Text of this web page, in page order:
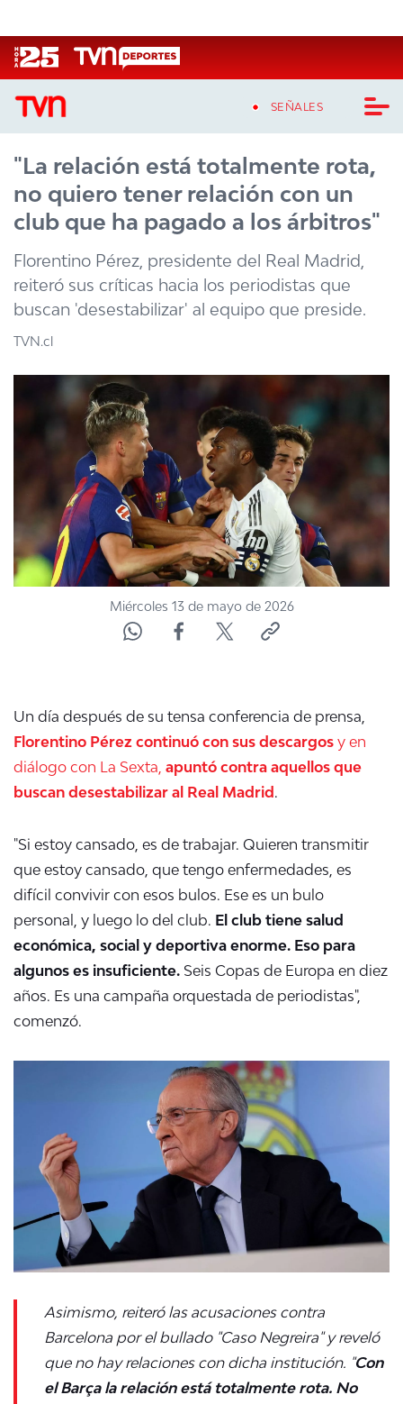
SEÑALES
CASTING MASTERCHEF CHILE
CASTING TVN VERTICAL
TVN VERTICAL
TVN PLAY
PROGRAMAS
TELESERIES
ACTUALIDAD Y TENDENCIAS
CORPORATIVO Y TRANSPARENCIA
CANAL DE DENUNCIAS
ÁREA DE PROYECTOS
"La relación está totalmente rota,
no quiero tener relación con un
club que ha pagado a los árbitros"
Florentino Pérez, presidente del Real Madrid,
reiteró sus críticas hacia los periodistas que
buscan 'desestabilizar' al equipo que preside.
TVN.cl
Miércoles 13 de mayo de 2026
Un día después de su tensa conferencia de prensa,
Florentino Pérez continuó con sus descargos y en
diálogo con La Sexta, apuntó contra aquellos que
buscan desestabilizar al Real Madrid .
"Si estoy cansado, es de trabajar. Quieren transmitir
que estoy cansado, que tengo enfermedades, es
difícil convivir con esos bulos. Ese es un bulo
personal, y luego lo del club. El club tiene salud
económica, social y deportiva enorme. Eso para
algunos es insuficiente. Seis Copas de Europa en diez
años. Es una campaña orquestada de periodistas",
comenzó.
Asimismo, reiteró las acusaciones contra
Barcelona por el bullado "Caso Negreira" y reveló
que no hay relaciones con dicha institución. "Con
el Barça la relación está totalmente rota. No